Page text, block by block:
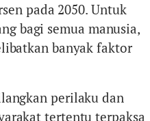
pada 2050. Untuk
bagi semua manusia,
banyak faktor
perilaku dan
tertentu terpaksa